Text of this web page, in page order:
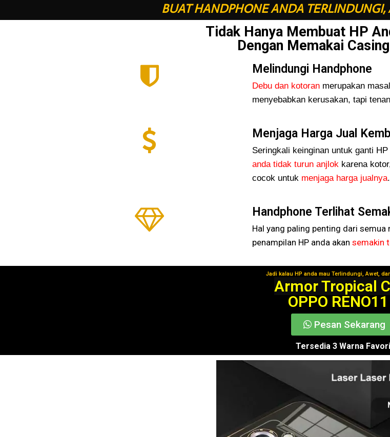
BUAT HANDPHONE ANDA TERLINDUNGI,
Tidak Hanya Membuat HP
Dengan Memakai
Melindungi Handphone
Debu dan kotoran merupakan
menyebabkan kerusakan, tapi
Menjaga Harga Jual
Seringkali keinginan untuk ganti
anda tidak turun anjlokkarena
cocok untuk menjaga harga jualnya.
Handphone Terlihat
Hal yang paling penting dari
penampilan HP anda akan semakin
Jadi kalau HP anda mau Terlindungi, Awet,
Segera Gunakan!
Armor Tropical
OPPO
Pesan Sekarang
Tersedia 3 Warna